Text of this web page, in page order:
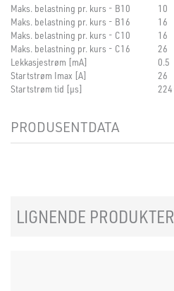
Maks. belastning pr. kurs - B10
10
Maks. belastning pr. kurs - B16
16
Maks. belastning pr. kurs - C10
16
Maks. belastning pr. kurs - C16
26
Lekkasjestrøm [mA]
0.5
Startstrøm Imax [A]
26
Startstrøm tid [µs]
224
PRODUSENTDATA
LIGNENDE PRODUKTER